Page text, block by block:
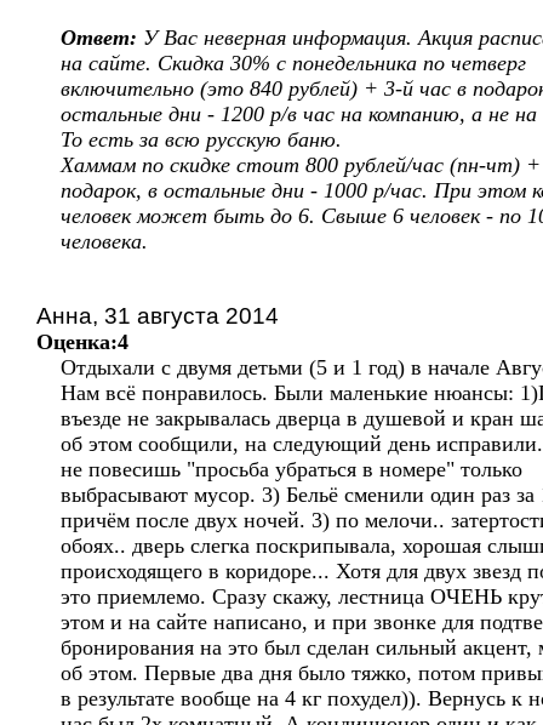
Ответ: У Вас неверная информация. Акция
на сайте. Скидка 30% с понедельника по четверг
включительно (это 840 рублей) + 3-й час в
остальные дни - 1200 р/в час на компанию, а не на
То есть за всю русскую баню.
Хаммам по скидке стоит 800 рублей/час (пн-чт) +
подарок, в остальные дни - 1000 р/час. При этом
человек может быть до 6. Свыше 6 человек - по
человека.
Анна, 31 августа 2014
Оценка:4
Отдыхали с двумя детьми (5 и 1 год) в начале
Нам всё понравилось. Были маленькие нюансы:
въезде не закрывалась дверца в душевой и кран
об этом сообщили, на следующий день
не повесишь "просьба убраться в номере" только
выбрасывают мусор. 3) Бельё сменили один раз за
причём после двух ночей. 3) по мелочи..
обоях.. дверь слегка поскрипывала, хорошая
происходящего в коридоре... Хотя для двух звезд
это приемлемо. Сразу скажу, лестница ОЧЕНЬ
этом и на сайте написано, и при звонке для
бронирования на это был сделан сильный акцент,
об этом. Первые два дня было тяжко, потом
в результате вообще на 4 кг похудел)). Вернусь к